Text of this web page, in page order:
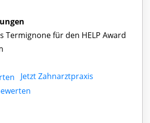
Termignone für den HELP Award
Jetzt Zahnarztpraxis